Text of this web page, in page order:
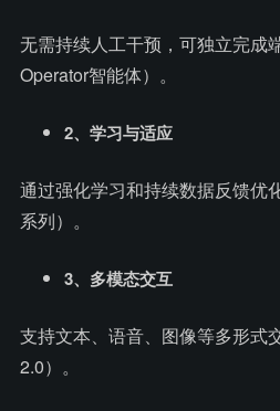
无需持续人工干预，可独立完成
Operator智能体）。
2、学习与适应
通过强化学习和持续数据反馈优
系列）。
3、多模态交互
支持文本、语音、图像等多形式
2.0）。